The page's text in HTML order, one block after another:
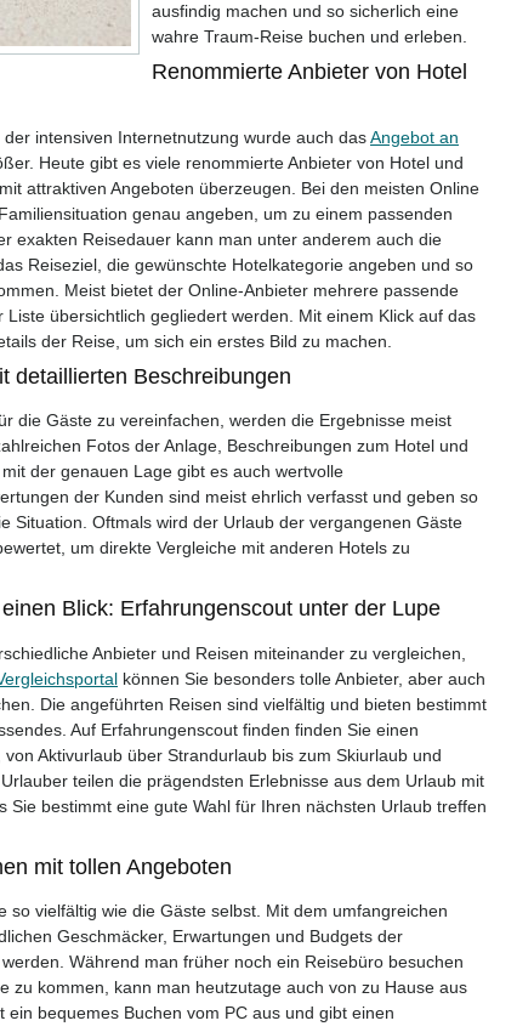
ausfindig machen und so sicherlich eine
wahre Traum-Reise buchen und erleben.
Renommierte Anbieter von Hotel
intensiven Internetnutzung wurde auch dasAngebot an
Heute gibt es viele renommierte Anbieter von Hotel und
attraktiven Angeboten überzeugen. Bei den meisten Online
genau angeben, um zu einem passenden
exakten Reisedauer kann man unter anderem auch die
Reiseziel, die gewünschte Hotelkategorie angeben und so
Meist bietet der Online-Anbieter mehrere passende
Liste übersichtlich gegliedert werden. Mit einem Klick auf das
der Reise, um sich ein erstes Bild zu machen.
detaillierten Beschreibungen
die Gäste zu vereinfachen, werden die Ergebnisse meist
Fotos der Anlage, Beschreibungen zum Hotel und
der genauen Lage gibt es auch wertvolle
der Kunden sind meist ehrlich verfasst und geben so
Situation. Oftmals wird der Urlaub der vergangenen Gäste
um direkte Vergleiche mit anderen Hotels zu
Blick: Erfahrungenscout unter der Lupe
Anbieter und Reisen miteinander zu vergleichen,
können Sie besonders tolle Anbieter, aber auch
Die angeführten Reisen sind vielfältig und bieten bestimmt
Auf Erfahrungenscout finden finden Sie einen
von Aktivurlaub über Strandurlaub bis zum Skiurlaub und
teilen die prägendsten Erlebnisse aus dem Urlaub mit
Sie bestimmt eine gute Wahl für Ihren nächsten Urlaub treffen
mit tollen Angeboten
so vielfältig wie die Gäste selbst. Mit dem umfangreichen
Geschmäcker, Erwartungen und Budgets der
Während man früher noch ein Reisebüro besuchen
zu kommen, kann man heutzutage auch von zu Hause aus
ein bequemes Buchen vom PC aus und gibt einen